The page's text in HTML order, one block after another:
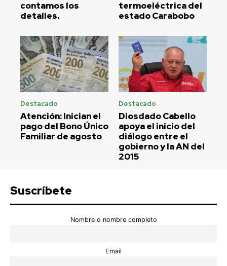
contamos los
detalles.
termoeléctrica del
estado Carabobo
Destacado
Atención: Inician el
pago del Bono Único
Familiar de agosto
Destacado
Diosdado Cabello
apoya el inicio del
diálogo entre el
gobierno y la AN del
2015
Suscríbete
Nombre o nombre completo
Email